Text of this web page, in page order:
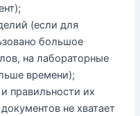
(если для
большое
на лабораторные
времени);
правильности их
не хватает